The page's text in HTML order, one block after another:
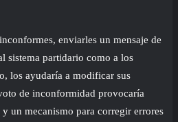
enviarles un mensaje de
sistema partidario como a los
los ayudaría a modificar sus
de inconformidad provocaría
un mecanismo para corregir errores